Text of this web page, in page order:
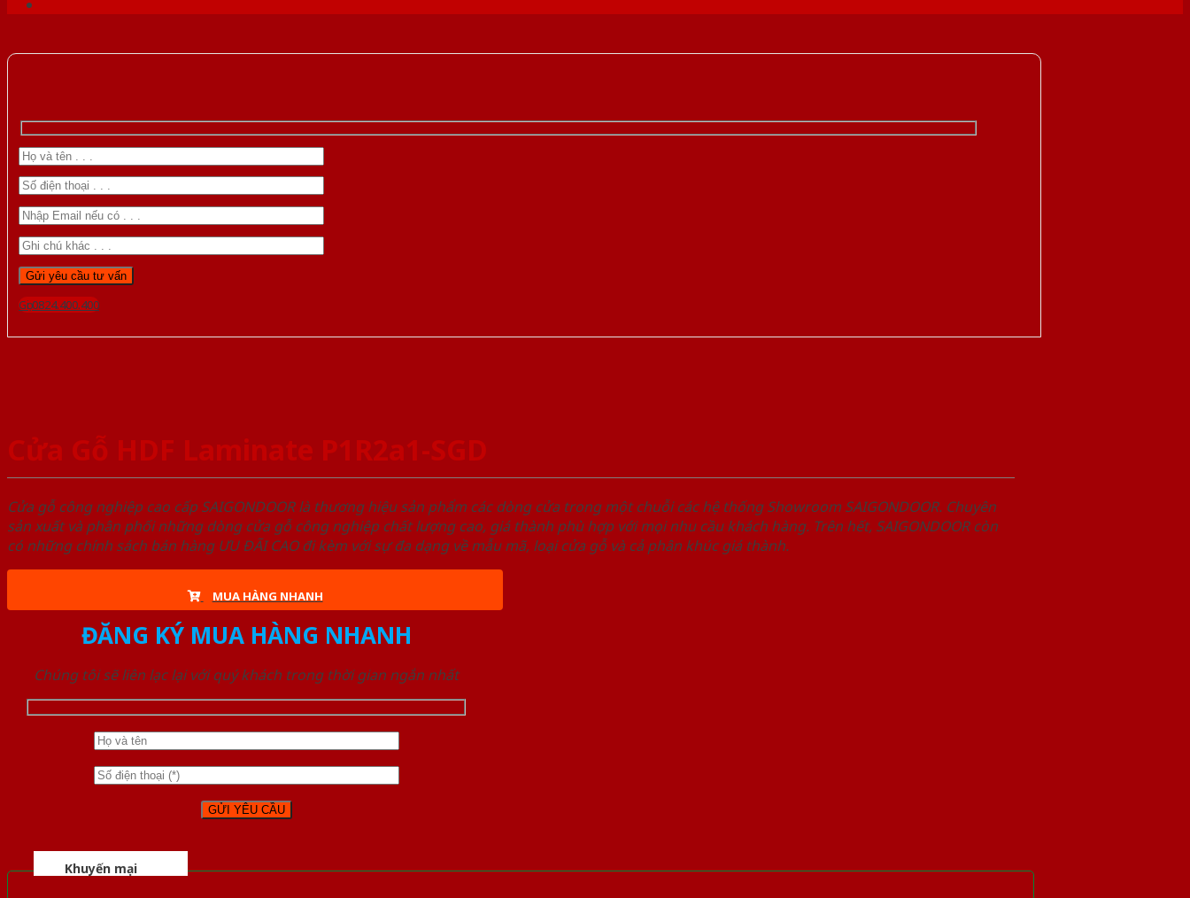
Gọi 0824.400.400
Cửa Gỗ HDF Laminate P1R2a1-SGD
Cửa gỗ công nghiệp cao cấp SAIGONDOOR là thương hiệu sản phẩm các dòng cửa trong một chuỗi các hệ thống Showroom SAIGONDOOR. Chuyên
sản xuất và phân phối những dòng cửa gỗ công nghiệp chất lượng cao, giá thành phù hợp với mọi nhu cầu khách hàng. Trên hết, SAIGONDOOR còn
có những chính sách bán hàng ƯU ĐÃI CAO đi kèm với sự đa dạng về mẫu mã, loại cửa gỗ và cả phân khúc giá thành.
MUA HÀNG NHANH
ĐĂNG KÝ MUA HÀNG NHANH
Chúng tôi sẽ liên lạc lại với quý khách trong thời gian ngắn nhất
Khuyến mại